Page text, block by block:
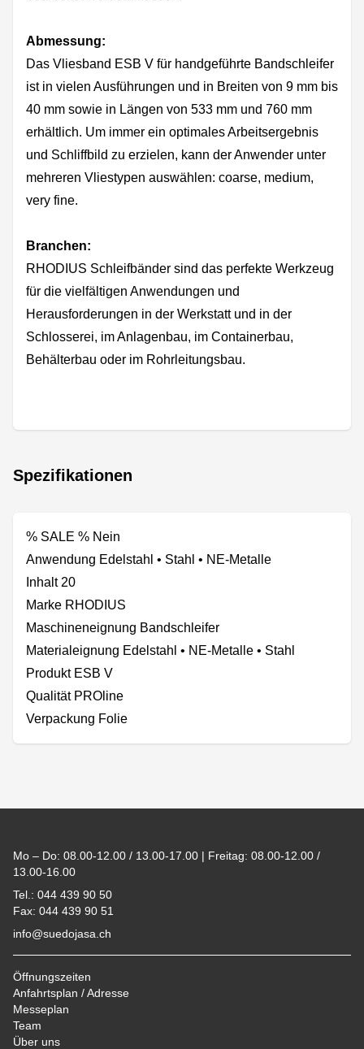
Abmessung:
Das Vliesband ESB V für handgeführte Bandschleifer
ist in vielen Ausführungen und in Breiten von 9 mm bis
40 mm sowie in Längen von 533 mm und 760 mm
erhältlich. Um immer ein optimales Arbeitsergebnis
und Schliffbild zu erzielen, kann der Anwender unter
mehreren Vliestypen auswählen: coarse, medium,
very fine.
Branchen:
RHODIUS Schleifbänder sind das perfekte Werkzeug
für die vielfältigen Anwendungen und
Herausforderungen in der Werkstatt und in der
Schlosserei, im Anlagenbau, im Containerbau,
Behälterbau oder im Rohrleitungsbau.
Spezifikationen
% SALE % Nein
Anwendung Edelstahl • Stahl • NE-Metalle
Inhalt 20
Marke RHODIUS
Maschineneignung Bandschleifer
Materialeignung Edelstahl • NE-Metalle • Stahl
Produkt ESB V
Qualität PROline
Verpackung Folie
Mo – Do: 08.00-12.00 / 13.00-17.00 | Freitag: 08.00-12.00 /
13.00-16.00
Tel.: 044 439 90 50
Fax: 044 439 90 51
info@suedojasa.ch
Öffnungszeiten
Anfahrtsplan / Adresse
Messeplan
Team
Über uns